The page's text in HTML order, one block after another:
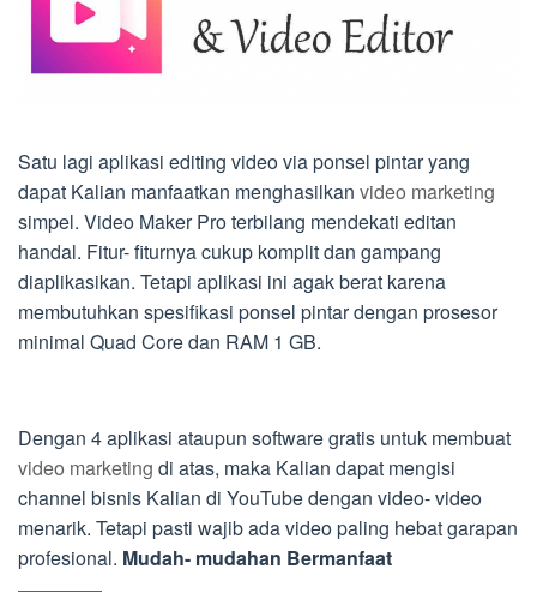
Satu lagi aplikasi editing video via ponsel pintar yang
dapat Kalian manfaatkan menghasilkan video marketing
simpel. Video Maker Pro terbilang mendekati editan
handal. Fitur- fiturnya cukup komplit dan gampang
diaplikasikan. Tetapi aplikasi ini agak berat karena
membutuhkan spesifikasi ponsel pintar dengan prosesor
minimal Quad Core dan RAM 1 GB.
Dengan 4 aplikasi ataupun software gratis untuk membuat
video marketing di atas, maka Kalian dapat mengisi
channel bisnis Kalian di YouTube dengan video- video
menarik. Tetapi pasti wajib ada video paling hebat garapan
profesional. Mudah- mudahan Bermanfaat